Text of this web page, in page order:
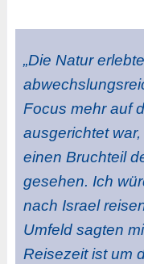
„Die Natur
Focus mehr auf
ausgerichtet
einen Bruchteil
gesehen. Ich
nach Israel
Umfeld sagten
Reisezeit ist um